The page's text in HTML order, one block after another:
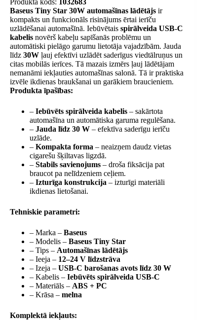
Produkta kods:
1032683
Baseus Tiny Star 30W automašīnas lādētājs ir
kompakts un funkcionāls risinājums ērtai ierīču
uzlādēšanai automašīnā. Iebūvētais spirālveida USB-C
kabelis novērš kabeļu sapīšanās problēmu un
automātiski pielāgo garumu lietotāja vajadzībām. Jauda
līdz 30W ļauj efektīvi uzlādēt saderīgus viedtālruņus un
citas mobilās ierīces. Tā mazais izmērs ļauj lādētājam
nemanāmi iekļauties automašīnas salonā. Tā ir praktiska
izvēle ikdienas braukšanai un garākiem braucieniem.
Produkta īpašības:
– Iebūvēts spirālveida kabelis – sakārtota
automašīna un automātiska garuma regulēšana.
– Jauda līdz 30 W – efektīva saderīgu ierīču
uzlāde.
– Kompakta forma – neaizņem daudz vietas
cigarešu šķiltavas ligzdā.
– Stabils savienojums – droša fiksācija pat
braucot pa nelīdzeniem ceļiem.
– Izturīga konstrukcija – izturīgi materiāli
ikdienas lietošanai.
Tehniskie parametri:
– Marka – Baseus
– Modelis – Baseus Tiny Star
– Tips – Automašīnas lādētājs
– Ieeja – 12–24 V līdzstrāva
– Izeja – USB-C barošanas avots līdz 30 W
– Kabelis – Iebūvēts spirālveida USB-C
– Materiāls – ABS + PC
– Krāsa – melna
Komplektā iekļauts: